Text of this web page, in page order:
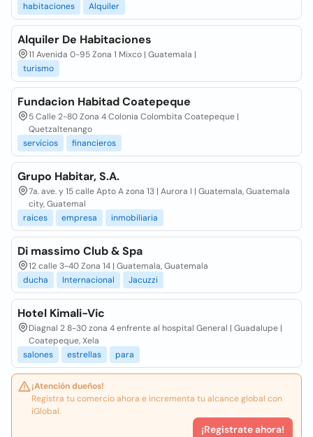
habitaciones
Alquiler
Alquiler De Habitaciones
11 Avenida 0-95 Zona 1 Mixco | Guatemala |
turismo
Fundacion Habitad Coatepeque
5 Calle 2-80 Zona 4 Colonia Colombita Coatepeque |
Quetzaltenango
servicios
financieros
Grupo Habitar, S.A.
7a. ave. y 15 calle Apto A zona 13 | Aurora I | Guatemala, Guatemala
city, Guatemal
raices
empresa inmobiliaria
Di massimo Club & Spa
12 calle 3-40 Zona 14 | Guatemala, Guatemala
ducha
Internacional Jacuzzi
Hotel Kimali-Vic
Diagnal 2 8-30 zona 4 enfrente al hospital General | Guadalupe |
Coatepeque, Xela
salones
estrellas para
¡Atención dueños!
Registra tu comercio ahora e incrementa tu alcance global con
iGlobal.
¡Registrate ahora!